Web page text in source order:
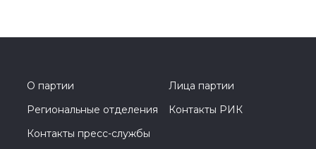
О партии
Лица партии
Региональные отделения
Контакты РИК
Контакты пресс-службы